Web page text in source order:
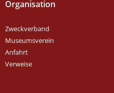
Organisation
Zweckverband
Museumsverein
Anfahrt
Verweise